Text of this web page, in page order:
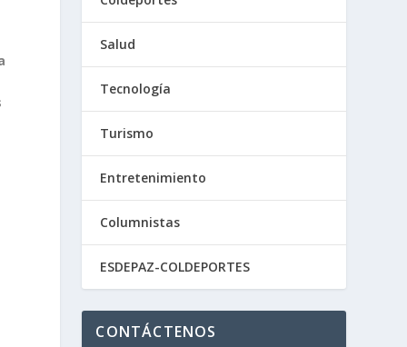
Salud
Tecnología
Turismo
Entretenimiento
Columnistas
ESDEPAZ-COLDEPORTES
CONTÁCTENOS